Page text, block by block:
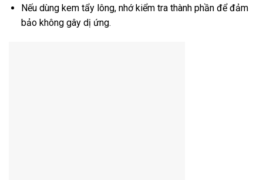
Nếu dùng kem tẩy lông, nhớ kiểm tra thành phần để đảm
bảo không gây dị ứng.